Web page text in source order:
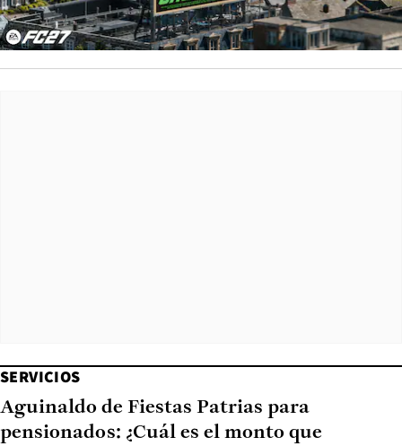
SERVICIOS
Aguinaldo de Fiestas Patrias para
pensionados: ¿Cuál es el monto que